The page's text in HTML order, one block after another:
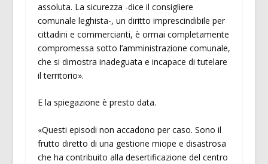
assoluta. La sicurezza -dice il consigliere
comunale leghista-, un diritto imprescindibile per
cittadini e commercianti, è ormai completamente
compromessa sotto l’amministrazione comunale,
che si dimostra inadeguata e incapace di tutelare
il territorio».
E la spiegazione è presto data.
«Questi episodi non accadono per caso. Sono il
frutto diretto di una gestione miope e disastrosa
che ha contribuito alla desertificazione del centro